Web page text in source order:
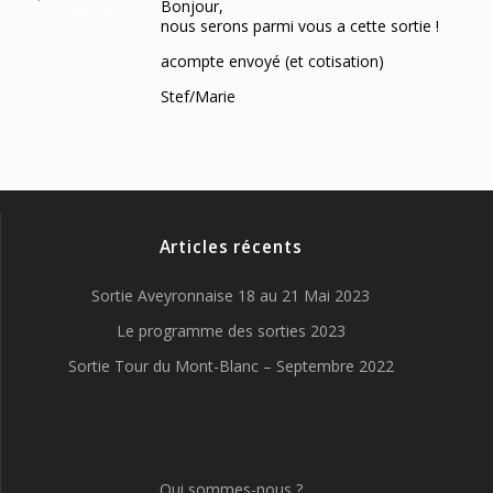
Bonjour,
nous serons parmi vous a cette sortie !
acompte envoyé (et cotisation)
Stef/Marie
Articles récents
Sortie Aveyronnaise 18 au 21 Mai 2023
Le programme des sorties 2023
Sortie Tour du Mont-Blanc – Septembre 2022